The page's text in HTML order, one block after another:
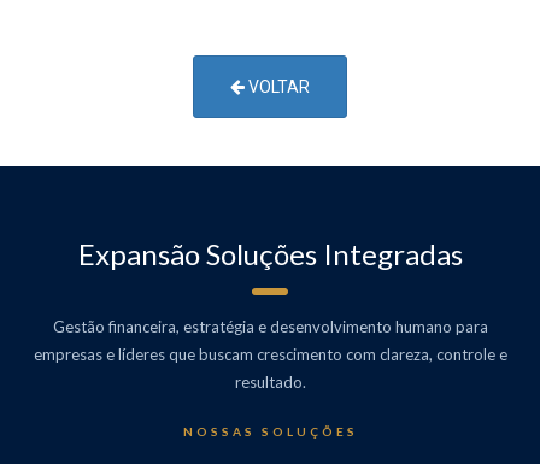
VOLTAR
Expansão Soluções Integradas
Gestão financeira, estratégia e desenvolvimento humano para
empresas e líderes que buscam crescimento com clareza, controle e
resultado.
NOSSAS SOLUÇÕES